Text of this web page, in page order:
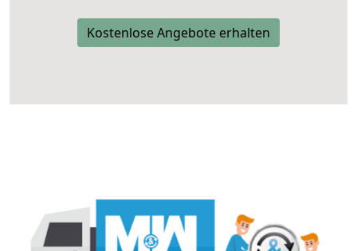
Kostenlose Angebote erhalten